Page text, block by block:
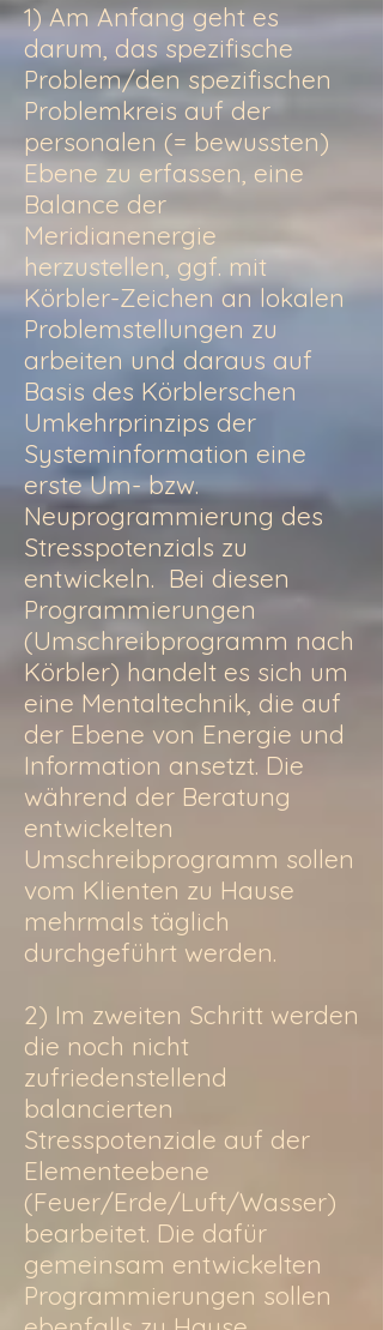
1) Am Anfang geht es
darum, das spezifische
Problem/den spezifischen
Problemkreis auf der
personalen (= bewussten)
Ebene zu erfassen, eine
Balance der
Meridianenergie
herzustellen, ggf. mit
Körbler-Zeichen an lokalen
Problemstellungen zu
arbeiten und daraus auf
Basis des Körblerschen
Umkehrprinzips der
Systeminformation eine
erste Um- bzw.
Neuprogrammierung des
Stresspotenzials zu
entwickeln. Bei diesen
Programmierungen
(Umschreibprogramm nach
Körbler) handelt es sich um
eine Mentaltechnik, die auf
der Ebene von Energie und
Information ansetzt. Die
während der Beratung
entwickelten
Umschreibprogramm sollen
vom Klienten zu Hause
mehrmals täglich
durchgeführt werden.
2) Im zweiten Schritt werden
die noch nicht
zufriedenstellend
balancierten
Stresspotenziale auf der
Elementeebene
(Feuer/Erde/Luft/Wasser)
bearbeitet. Die dafür
gemeinsam entwickelten
Programmierungen sollen